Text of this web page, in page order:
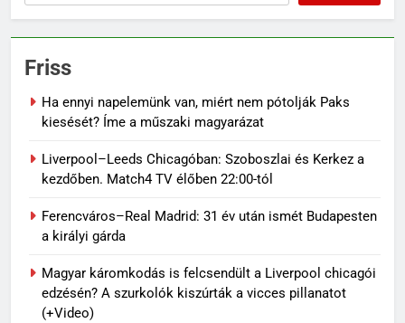
Friss
Ha ennyi napelemünk van, miért nem pótolják Paks
kiesését? Íme a műszaki magyarázat
Liverpool–Leeds Chicagóban: Szoboszlai és Kerkez a
kezdőben. Match4 TV élőben 22:00-tól
Ferencváros–Real Madrid: 31 év után ismét Budapesten
a királyi gárda
Magyar káromkodás is felcsendült a Liverpool chicagói
edzésén? A szurkolók kiszúrták a vicces pillanatot
(+Video)